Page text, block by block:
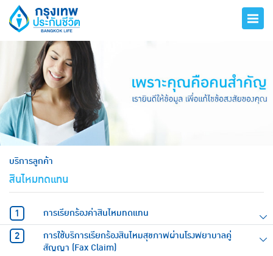
บริการลูกค้า
สินไหมทดแทน
การเรียกร้องค่าสินไหมทดแทน
การใช้บริการเรียกร้องสินไหมสุขภาพผ่านโรงพยาบาลคู่
สัญญา (Fax Claim)